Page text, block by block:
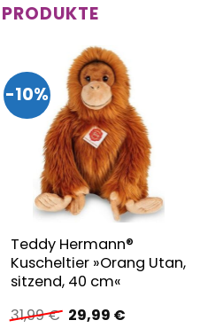
-10%
Teddy Hermann®
Kuscheltier »Orang Utan,
sitzend, 40 cm«
31,99€ Ursprünglicher
29,99 €Aktueller